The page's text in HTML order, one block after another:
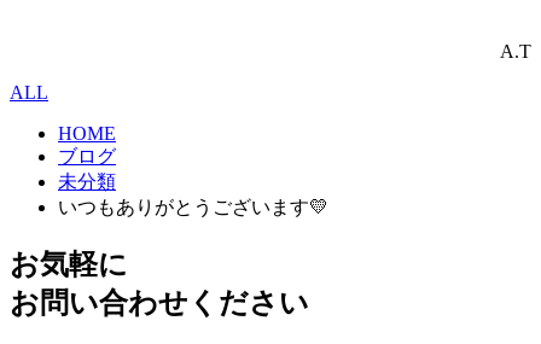
A.T
ALL
HOME
ブログ
未分類
いつもありがとうございます💛
お気軽に
お問い合わせください